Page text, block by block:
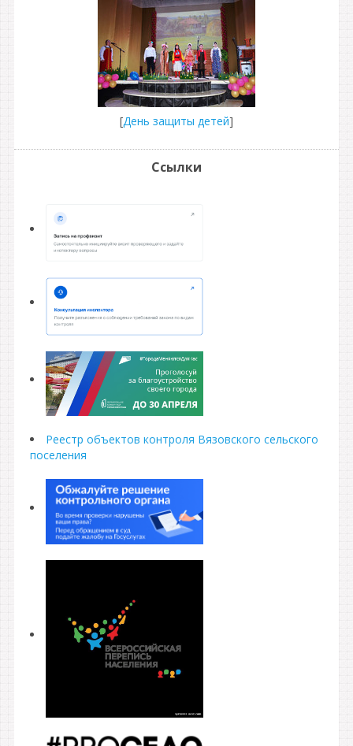
[День защиты детей]
Ссылки
Реестр объектов контроля Вязовского сельского
поселения